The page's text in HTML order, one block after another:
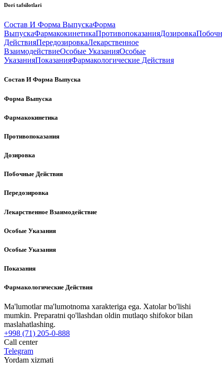
Dori tafsilotlari
Состав И Форма ВыпускаФорма
ВыпускаФармакокинетикаПротивопоказанияДозировка
ДействияПередозировкаЛекарственное
ВзаимодействиеОсобые УказанияОсобые
УказанияПоказанияФармакологические Действия
Состав И Форма Выпуска
Форма Выпуска
Фармакокинетика
Противопоказания
Дозировка
Побочные Действия
Передозировка
Лекарственное Взаимодействие
Особые Указания
Особые Указания
Показания
Фармакологические Действия
Ma'lumotlar ma'lumotnoma xarakteriga ega. Xatolar bo'lishi
mumkin. Preparatni qo'llashdan oldin mutlaqo shifokor bilan
maslahatlashing.
+998 (71) 205-0-888
Call center
Telegram
Yordam xizmati